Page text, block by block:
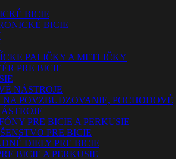
BICIE
BICIE
PALIČKY A METLIČKY
PRE BICIE
NÁSTROJE
POVZBUDZOVANIE, POCHODOVÉ
PRE BICIE A PERKUSIE
PRE BICIE
DIELY PRE BICIE
BICIE A PERKUSIE